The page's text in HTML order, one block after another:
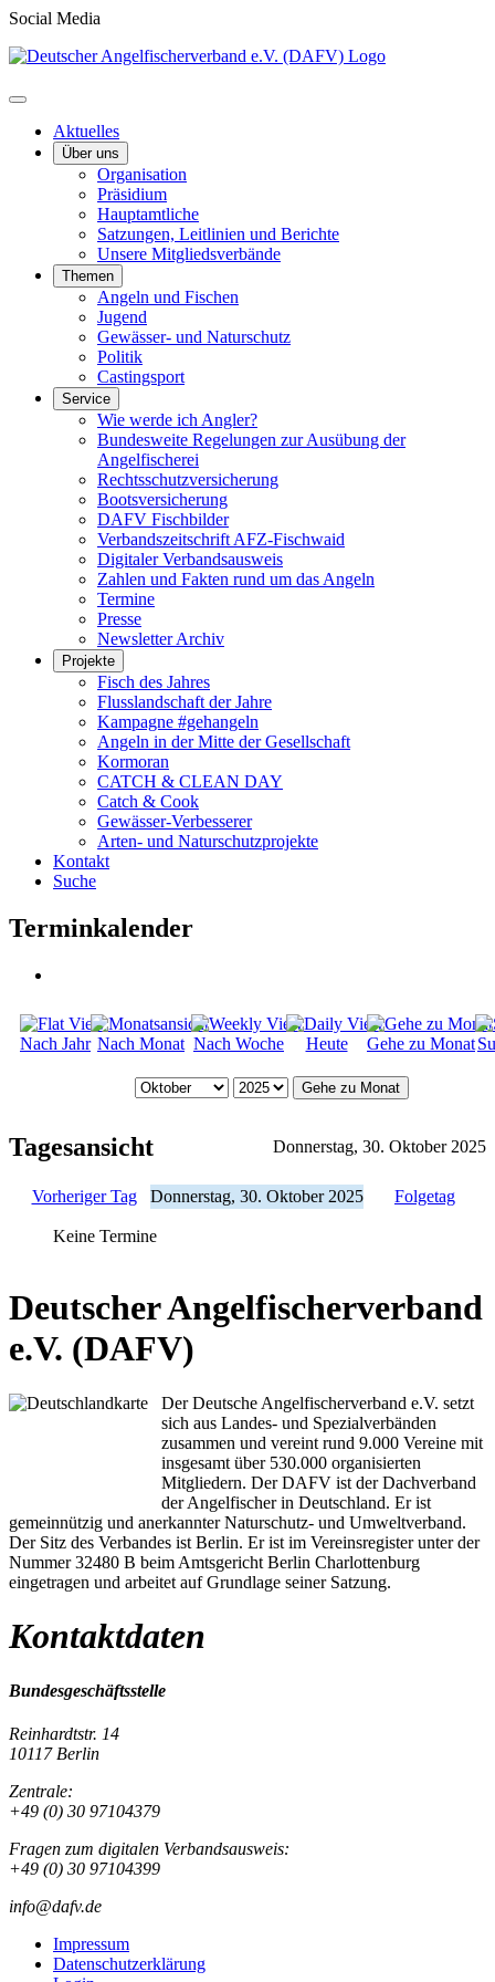
Social Media
Aktuelles
Über uns
Organisation
Präsidium
Hauptamtliche
Satzungen, Leitlinien und Berichte
Unsere Mitgliedsverbände
Themen
Angeln und Fischen
Jugend
Gewässer- und Naturschutz
Politik
Castingsport
Service
Wie werde ich Angler?
Bundesweite Regelungen zur Ausübung der
Angelfischerei
Rechtsschutzversicherung
Bootsversicherung
DAFV Fischbilder
Verbandszeitschrift AFZ-Fischwaid
Digitaler Verbandsausweis
Zahlen und Fakten rund um das Angeln
Termine
Presse
Newsletter Archiv
Projekte
Fisch des Jahres
Flusslandschaft der Jahre
Kampagne #gehangeln
Angeln in der Mitte der Gesellschaft
Kormoran
CATCH & CLEAN DAY
Catch & Cook
Gewässer-Verbesserer
Arten- und Naturschutzprojekte
Kontakt
Suche
Terminkalender
Nach Jahr Nach Monat Nach Woche Heute Gehe zu Monat
Gehe zu Monat
Tagesansicht Donnerstag, 30. Oktober 2025
Vorheriger Tag Donnerstag, 30. Oktober 2025 Folgetag
Keine Termine
Deutscher Angelfischerverband
e.V. (DAFV)
Der Deutsche Angelfischerverband e.V. setzt
sich aus Landes- und Spezialverbänden
zusammen und vereint rund 9.000 Vereine mit
insgesamt über 530.000 organisierten
Mitgliedern. Der DAFV ist der Dachverband
der Angelfischer in Deutschland. Er ist
gemeinnützig und anerkannter Naturschutz- und Umweltverband.
Der Sitz des Verbandes ist Berlin. Er ist im Vereinsregister unter der
Nummer 32480 B beim Amtsgericht Berlin Charlottenburg
eingetragen und arbeitet auf Grundlage seiner Satzung.
Kontaktdaten
Bundesgeschäftsstelle
Reinhardtstr. 14
10117 Berlin
Zentrale:
+49 (0) 30 97104379
Fragen zum digitalen Verbandsausweis:
+49 (0) 30 97104399
info@dafv.de
Impressum
Datenschutzerklärung